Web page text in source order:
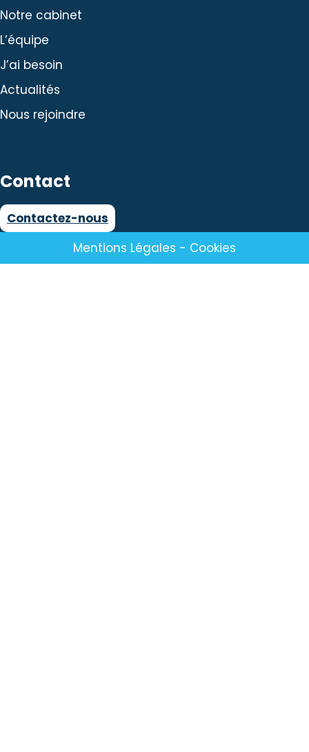
Notre cabinet
L’équipe
J’ai besoin
Actualités
Nous rejoindre
Contact
Contactez-nous
Mentions Légales - Cookies